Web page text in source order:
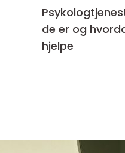
Psykologtjenester
de er og
hjelpe